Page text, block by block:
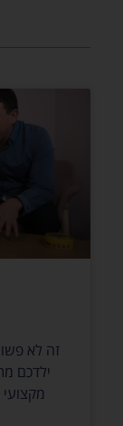
זה לא
ילדכם